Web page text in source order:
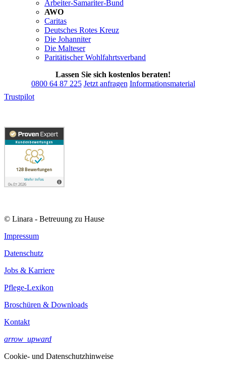
Arbeiter-Samariter-Bund
AWO
Caritas
Deutsches Rotes Kreuz
Die Johanniter
Die Malteser
Paritätischer Wohlfahrtsverband
Lassen Sie sich kostenlos beraten!
0800 64 87 225 Jetzt anfragen Informationsmaterial
Trustpilot
© Linara - Betreuung zu Hause
Impressum
Datenschutz
Jobs & Karriere
Pflege-Lexikon
Broschüren & Downloads
Kontakt
arrow_upward
Cookie- und Datenschutzhinweise